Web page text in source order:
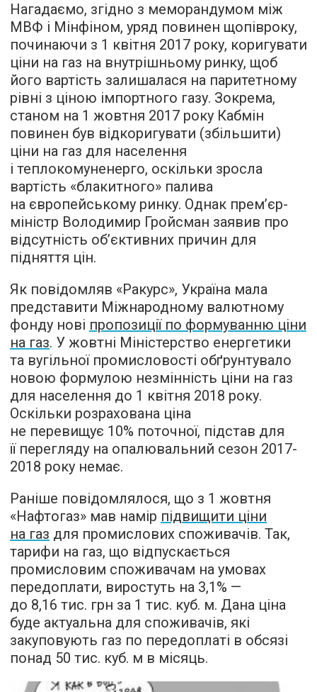
Нагадаємо, згідно з меморандумом між
МВФ і Мінфіном, уряд повинен щопівроку,
починаючи з 1 квітня 2017 року, коригувати
ціни на газ на внутрішньому ринку, щоб
його вартість залишалася на паритетному
рівні з ціною імпортного газу. Зокрема,
станом на 1 жовтня 2017 року Кабмін
повинен був відкоригувати (збільшити)
ціни на газ для населення
і теплокомуненерго, оскільки зросла
вартість «блакитного» палива
на європейському ринку. Однак прем’єр-
міністр Володимир Гройсман заявив про
відсутність об’єктивних причин для
підняття цін.
Як повідомляв «Ракурс», Україна мала
представити Міжнародному валютному
фонду нові пропозиції по формуванню ціни
на газ. У жовтні Міністерство енергетики
та вугільної промисловості обґрунтувало
новою формулою незмінність ціни на газ
для населення до 1 квітня 2018 року.
Оскільки розрахована ціна
не перевищує 10% поточної, підстав для
її перегляду на опалювальний сезон 2017-
2018 року немає.
Раніше повідомлялося, що з 1 жовтня
«Нафтогаз» мав намір підвищити ціни
на газ для промислових споживачів. Так,
тарифи на газ, що відпускається
промисловим споживачам на умовах
передоплати, виростуть на 3,1% —
до 8,16 тис. грн за 1 тис. куб. м. Дана ціна
буде актуальна для споживачів, які
закуповують газ по передоплаті в обсязі
понад 50 тис. куб. м в місяць.